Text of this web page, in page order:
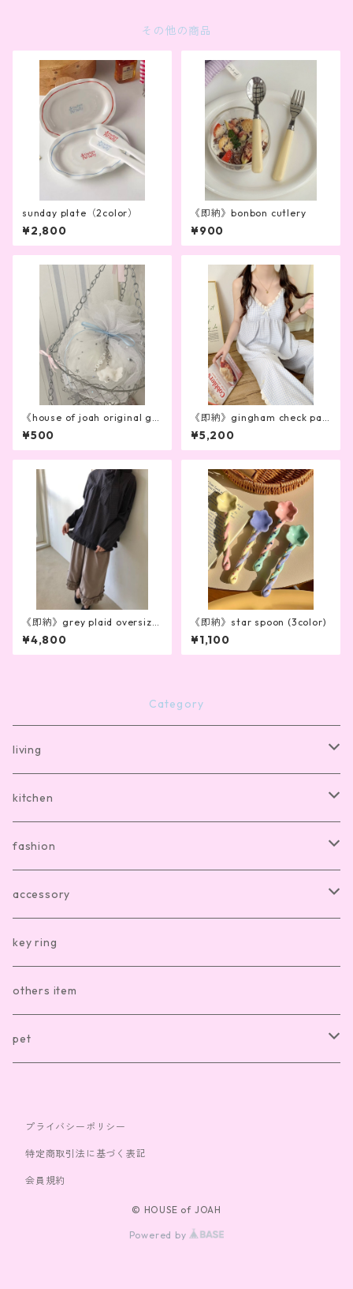
その他の商品
sunday plate（2color）
¥2,800
《即納》bonbon cutlery
¥900
《house of joah original gif
t wrapping》
¥500
《即納》gingham check paj
amas
¥5,200
《即納》grey plaid oversize
d bow blouse
¥4,800
《即納》star spoon (3color)
¥1,100
Category
living
bath mat
room shoes
living item other
kitchen
dishware
cutlery
kitchen item other
fashion
room wear
clothes
sox
bag
accessory
hair accesory
necklace
ring
key ring
others item
pet
toy
プライバシーポリシー
特定商取引法に基づく表記
会員規約
© HOUSE of JOAH
Powered by